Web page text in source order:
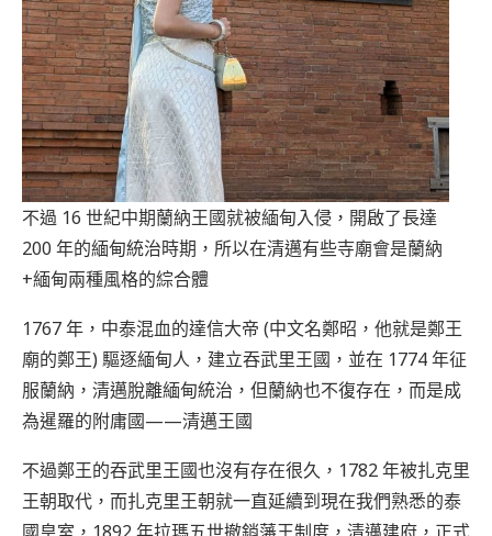
不過 16 世紀中期蘭納王國就被緬甸入侵，開啟了長達
200 年的緬甸統治時期，所以在清邁有些寺廟會是蘭納
+緬甸兩種風格的綜合體
1767 年，中泰混血的達信大帝 (中文名鄭昭，他就是鄭王
廟的鄭王) 驅逐緬甸人，建立吞武里王國，並在 1774 年征
服蘭納，清邁脫離緬甸統治，但蘭納也不復存在，而是成
為暹羅的附庸國——清邁王國
不過鄭王的吞武里王國也沒有存在很久，1782 年被扎克里
王朝取代，而扎克里王朝就一直延續到現在我們熟悉的泰